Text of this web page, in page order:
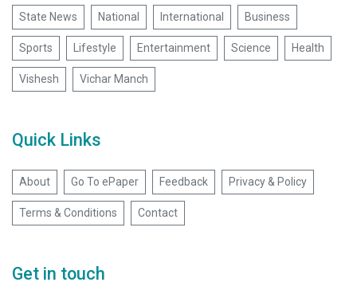
State News National International Business
Sports Lifestyle Entertainment Science Health
Vishesh Vichar Manch
Quick Links
About Go To ePaper Feedback Privacy & Policy
Terms & Conditions Contact
Get in touch